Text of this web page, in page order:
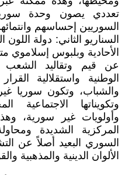
تعددي يصون وحدة
السوريين إحساسهم
السناريو الثاني: دولة اللون
الأحادية وبلبوس إسلاموي
عن قيم وتقاليد الشعب
الوطنية واستقلالية
والشباب، وتكون سوريا
وتكويناتها الاجتماعية
وأولويات غير سورية،
المركزية الشديدة
السوري البعيد أصلاً عن
الألوان الدينية والمذهبية